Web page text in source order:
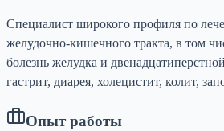
Специалист широкого профиля по
желудочно-кишечного тракта, в том
болезнь желудка и
гастрит, диарея, холецистит, колит,
Опыт работы